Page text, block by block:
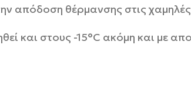
απόδοση θέρμανσης στις
και στους -15°C ακόμη και με